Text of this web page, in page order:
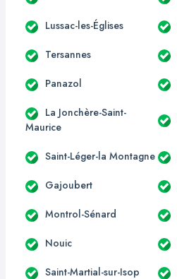
Lussac-les-Églises
Tersannes
Panazol
La Jonchère-Saint-
Maurice
Saint-Léger-la Montagne
Gajoubert
Montrol-Sénard
Nouic
Saint-Martial-sur-Isop